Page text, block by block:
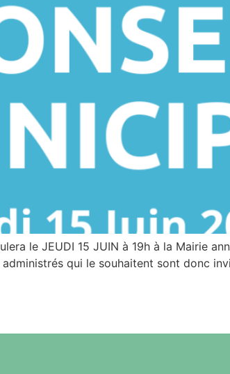
le JEUDI 15 JUIN à 19h à la Mairie
qui le souhaitent sont donc